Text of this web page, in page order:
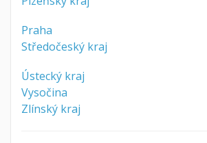
Praha
Středočeský kraj
Ústecký kraj
Vysočina
Zlínský kraj